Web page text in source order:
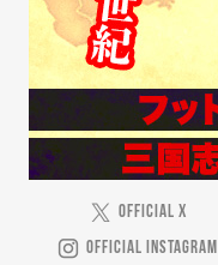
OFFICIAL X
OFFICIAL INSTAGRAM